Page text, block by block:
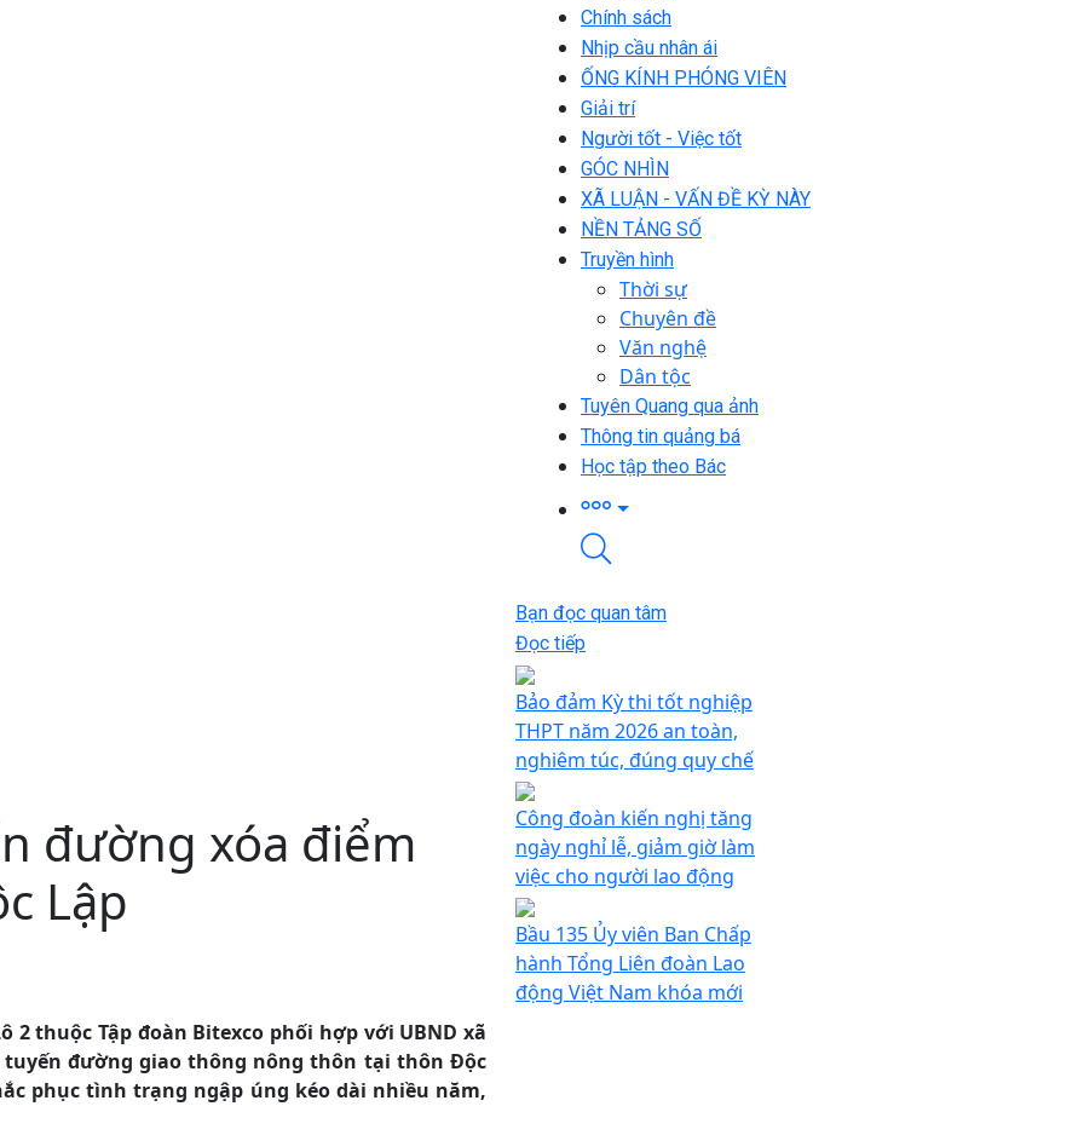
Chính sách
Nhịp cầu nhân ái
ỐNG KÍNH PHÓNG VIÊN
Giải trí
Người tốt - Việc tốt
GÓC NHÌN
XÃ LUẬN - VẤN ĐỀ KỲ NÀY
NỀN TẢNG SỐ
Truyền hình
Thời sự
Chuyên đề
Văn nghệ
Dân tộc
Tuyên Quang qua ảnh
Thông tin quảng bá
Học tập theo Bác
đường xóa điểm
Lập
2 thuộc Tập đoàn Bitexco phối hợp với UBND xã
đường giao thông nông thôn tại thôn Độc
phục tình trạng ngập úng kéo dài nhiều năm,
Bạn đọc quan tâm
Đọc tiếp
Bảo đảm Kỳ thi tốt nghiệp
THPT năm 2026 an toàn,
nghiêm túc, đúng quy chế
Công đoàn kiến nghị tăng
ngày nghỉ lễ, giảm giờ làm
việc cho người lao động
Bầu 135 Ủy viên Ban Chấp
hành Tổng Liên đoàn Lao
động Việt Nam khóa mới